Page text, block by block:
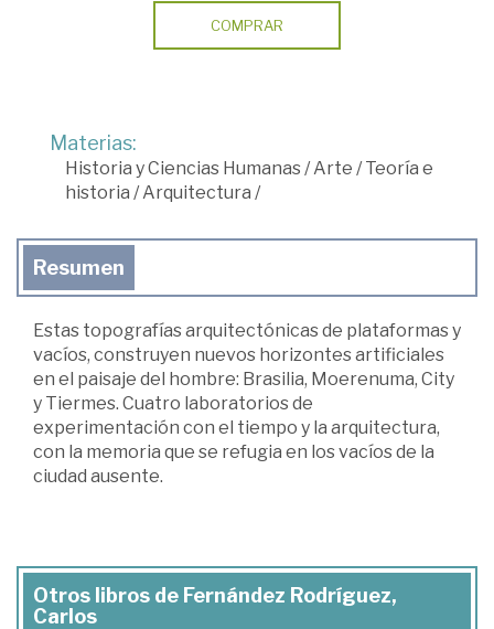
COMPRAR
Materias:
Historia y Ciencias Humanas /Arte /Teoría e
historia /Arquitectura /
Resumen
Estas topografías arquitectónicas de plataformas y
vacíos, construyen nuevos horizontes artificiales
en el paisaje del hombre: Brasilia, Moerenuma, City
y Tiermes. Cuatro laboratorios de
experimentación con el tiempo y la arquitectura,
con la memoria que se refugia en los vacíos de la
ciudad ausente.
Otros libros de Fernández Rodríguez,
Carlos